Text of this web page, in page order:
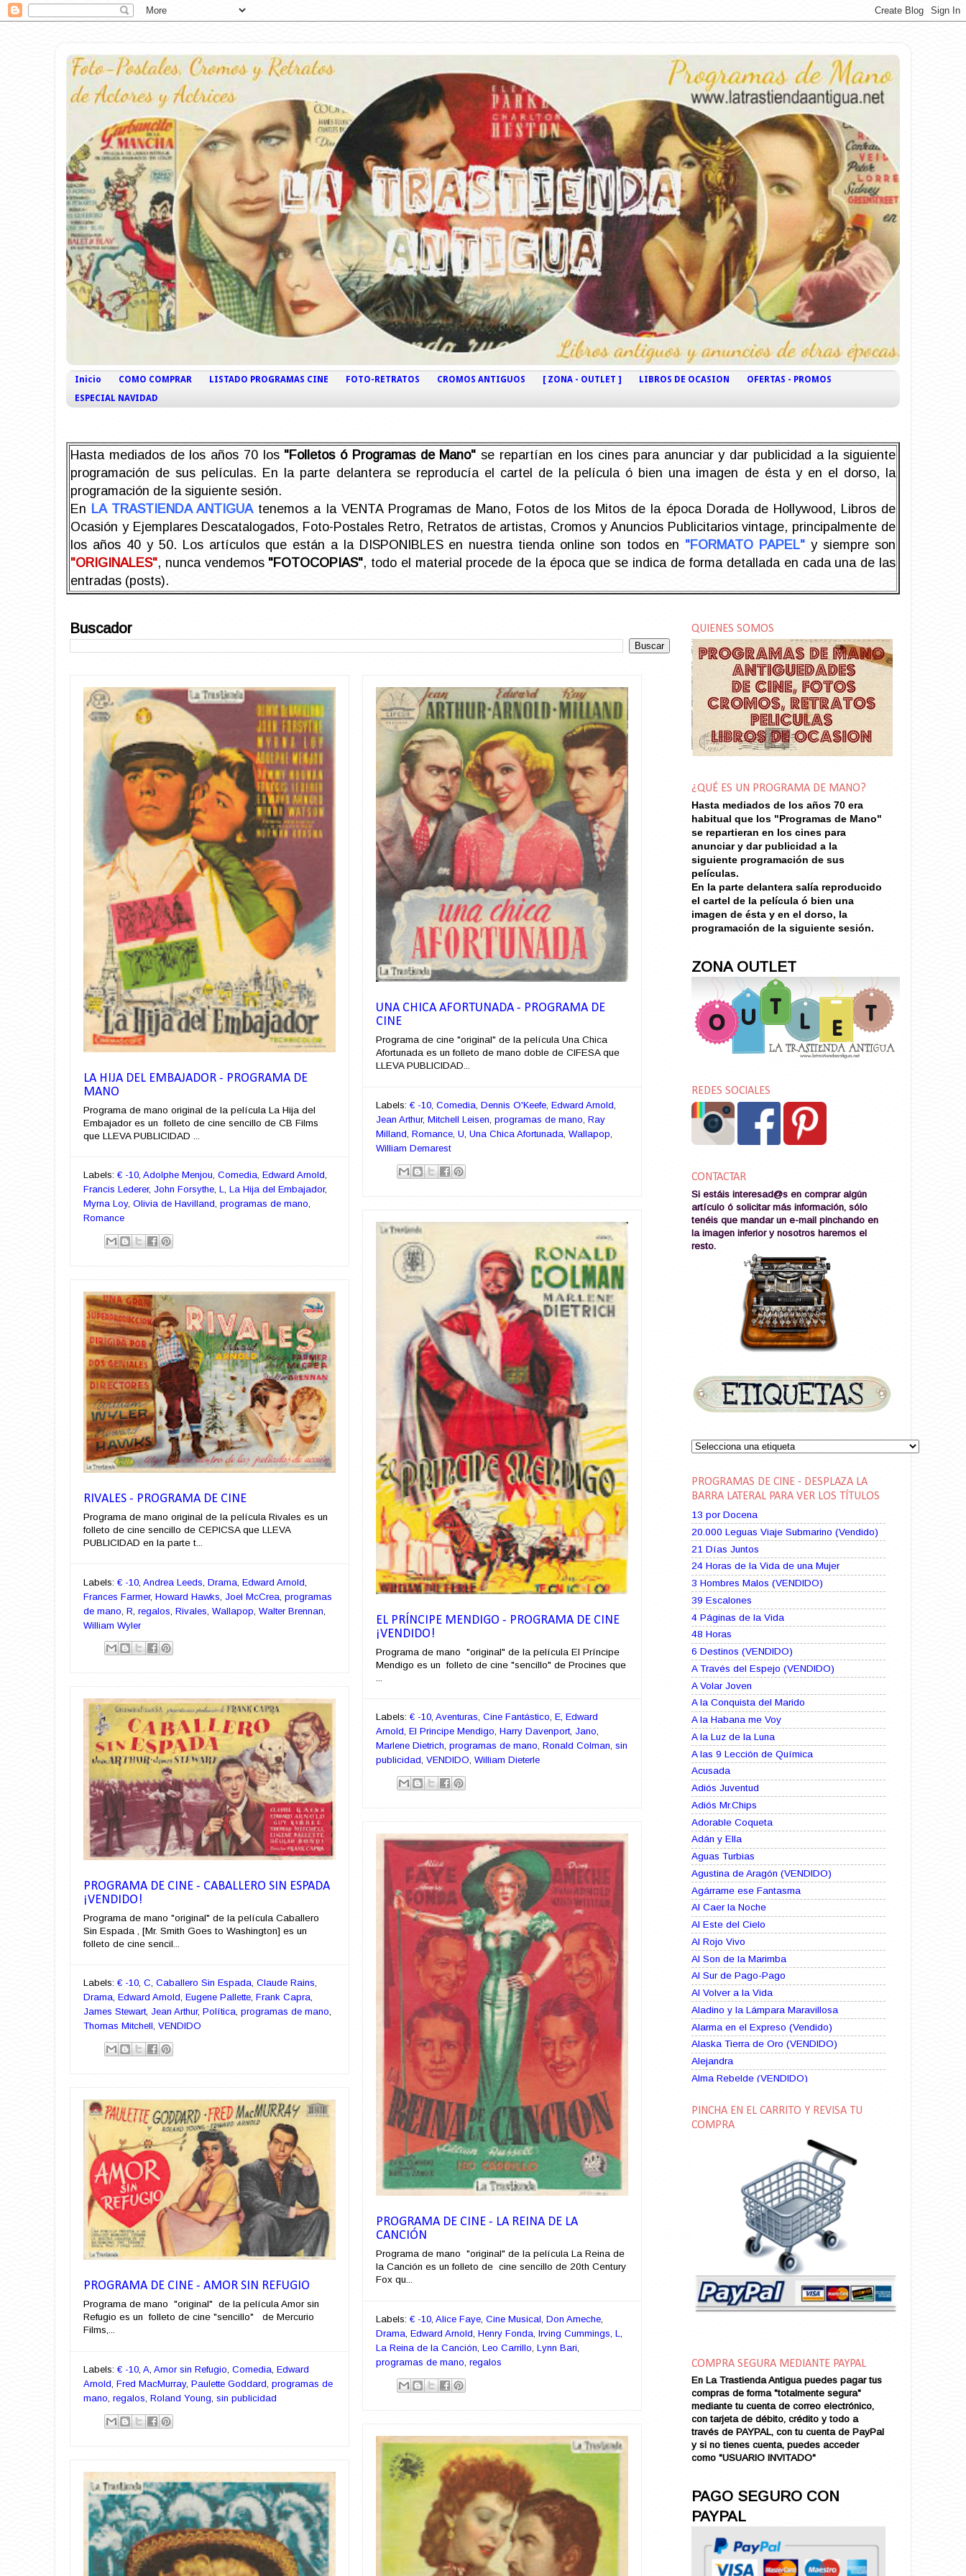
Inicio COMO COMPRAR LISTADO PROGRAMAS CINE FOTO-RETRATOS CROMOS ANTIGUOS [ ZONA - OUTLET ] LIBROS DE OCASION
OFERTAS - PROMOS
ESPECIAL NAVIDAD
Hasta mediados de los años 70 los "Folletos ó Programas de Mano" se repartían en los cines para anunciar y dar publicidad a la siguiente
programación de sus películas. En la parte delantera se reproducía el cartel de la película ó bien una imagen de ésta y en el dorso, la
programación de la siguiente sesión.
En LA TRASTIENDA ANTIGUAtenemos a la VENTA Programas de Mano, Fotos de los Mitos de la época Dorada de Hollywood, Libros de
Ocasión y Ejemplares Descatalogados, Foto-Postales Retro, Retratos de artistas, Cromos y Anuncios Publicitarios vintage, principalmente de
los años 40 y 50. Los artículos que están a la DISPONIBLES en nuestra tienda online son todos en "FORMATO PAPEL" y siempre son
"ORIGINALES", nunca vendemos "FOTOCOPIAS", todo el material procede de la época que se indica de forma detallada en cada una de las
entradas (posts).
Buscador
LA HIJA DEL EMBAJADOR - PROGRAMA DE
MANO
Programa de mano original de la película La Hija del
Embajador es un folleto de cine sencillo de CB Films
que LLEVA PUBLICIDAD ...
Labels: € -10, Adolphe Menjou, Comedia, Edward Arnold,
Francis Lederer, John Forsythe, L, La Hija del Embajador,
Myrna Loy, Olivia de Havilland, programas de mano,
Romance
UNA CHICA AFORTUNADA - PROGRAMA DE
CINE
Programa de cine "original" de la película Una Chica
Afortunada es un folleto de mano doble de CIFESA que
LLEVA PUBLICIDAD...
Labels: € -10, Comedia, Dennis O'Keefe, Edward Arnold,
Jean Arthur, Mitchell Leisen, programas de mano, Ray
Milland, Romance, U, Una Chica Afortunada, Wallapop,
William Demarest
EL PRÍNCIPE MENDIGO - PROGRAMA DE CINE
¡VENDIDO!
Programa de mano "original" de la película El Príncipe
Mendigo es un folleto de cine "sencillo" de Procines que
Labels: € -10, Aventuras, Cine Fantástico, E, Edward
Arnold, El Principe Mendigo, Harry Davenport, Jano,
Marlene Dietrich, programas de mano, Ronald Colman, sin
publicidad, VENDIDO, William Dieterle
RIVALES - PROGRAMA DE CINE
Programa de mano original de la película Rivales es un
folleto de cine sencillo de CEPICSA que LLEVA
PUBLICIDAD en la parte t...
Labels: € -10 Andrea Leeds Drama Edward Arnold
Frances Farmer, Howard Hawks Joel McCrea programas
de mano R regalos Rivales Wallapop Walter Brennan
William Wyler
PROGRAMA DE CINE - CABALLERO SIN ESPADA
¡VENDIDO!
Programa de mano "original" de la película Caballero
Sin Espada , [Mr. Smith Goes to Washington] es un
folleto de cine sencil...
Labels: € -10, C, Caballero Sin Espada, Claude Rains,
Drama, Edward Arnold, Eugene Pallette, Frank Capra,
James Stewart, Jean Arthur, Política, programas de mano,
Thomas Mitchell, VENDIDO
PROGRAMA DE CINE - LA REINA DE LA
CANCIÓN
Programa de mano "original" de la película La Reina de
la Canción es un folleto de cine sencillo de 20th Century
Fox qu...
Labels: € -10 Alice Faye Cine Musical Don Ameche
Drama Edward Arnold Henry Fonda Irving Cummings L
La Reina de la Canción Leo Carrillo Lynn Bari
programas de mano regalos
PROGRAMA DE CINE - AMOR SIN REFUGIO
Programa de mano "original" de la película Amor sin
Refugio es un folleto de cine "sencillo" de Mercurio
Films,...
Labels: € -10 A Amor sin Refugio Comedia Edward
Arnold Fred MacMurray, Paulette Goddard programas de
mano regalos Roland Young sin publicidad
QUIENES SOMOS
¿QUÉ ES UN PROGRAMA DE MANO?
Hasta mediados de los años 70 era
habitual que los "Programas de Mano"
se repartieran en los cines para
anunciar y dar publicidad a la
siguiente programación de sus
películas.
En la parte delantera salía reproducido
el cartel de la película ó bien una
imagen de ésta y en el dorso, la
programación de la siguiente sesión.
ZONA OUTLET
REDES SOCIALES
CONTACTAR
Si estáis interesad@s en comprar algún
artículo ó solicitar más información, sólo
tenéis que mandar un e-mail pinchando en
la imagen inferior y nosotros haremos el
resto.
PROGRAMAS DE CINE - DESPLAZA LA
BARRA LATERAL PARA VER LOS TÍTULOS
13 por Docena
20.000 Leguas Viaje Submarino (Vendido)
21 Días Juntos
24 Horas de la Vida de una Mujer
3 Hombres Malos (VENDIDO)
39 Escalones
4 Páginas de la Vida
48 Horas
6 Destinos (VENDIDO)
A Través del Espejo (VENDIDO)
A Volar Joven
A la Conquista del Marido
A la Habana me Voy
A la Luz de la Luna
A las 9 Lección de Química
Acusada
Adiós Juventud
Adiós Mr.Chips
Adorable Coqueta
Adán y Ella
Aguas Turbias
Agustina de Aragón (VENDIDO)
Agárrame ese Fantasma
Al Caer la Noche
Al Este del Cielo
Al Rojo Vivo
Al Son de la Marimba
Al Sur de Pago-Pago
Al Volver a la Vida
Aladino y la Lámpara Maravillosa
Alarma en el Expreso (Vendido)
Alaska Tierra de Oro (VENDIDO)
Alejandra
Alma Rebelde (VENDIDO)
Alma en Suplicio (VENDIDO)
Almas Borrascosas
Amame esta Noche (VENDIDO)
Amanda La Paciente Peligrosa
Amarga Victoria
Amor a Medianoche
Amor en Conserva (VENDIDO)
Amor que Mata
Amor sin Refugio
Ana de Brooklyn
Ana y El Rey de Siam
Anatomía de un Asesinato
Andrés Harvey Millonario (VENDIDO)
Andrés Harvey Tenorio
Andrés Harvey se Enamora (VENDIDO)
Aníbal
Aquella Noche en Rio
Arenas Sangrientas
Argel (VENDIDO)
Armonías de Juventud (VENDIDO)
PINCHA EN EL CARRITO Y REVISA TU
COMPRA
COMPRA SEGURA MEDIANTE PAYPAL
En La Trastienda Antigua puedes pagar tus
compras de forma "totalmente segura"
mediante tu cuenta de correo electrónico,
con tarjeta de débito, crédito y todo a
través de PAYPAL, con tu cuenta de PayPal
y si no tienes cuenta, puedes acceder
como "USUARIO INVITADO"
PAGO SEGURO CON
PAYPAL